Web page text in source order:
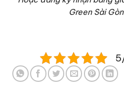
Green Sài